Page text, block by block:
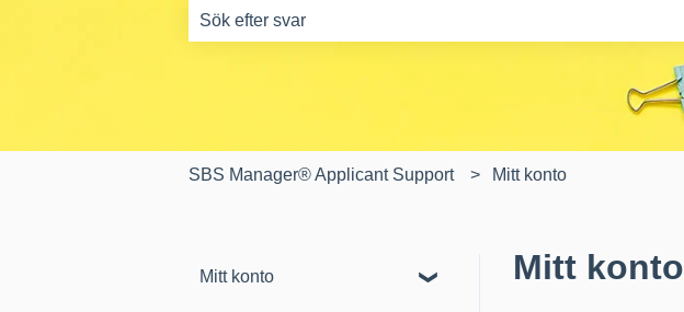
SBS Manager® Applicant Support Mitt konto
Mitt konto
Mitt konto